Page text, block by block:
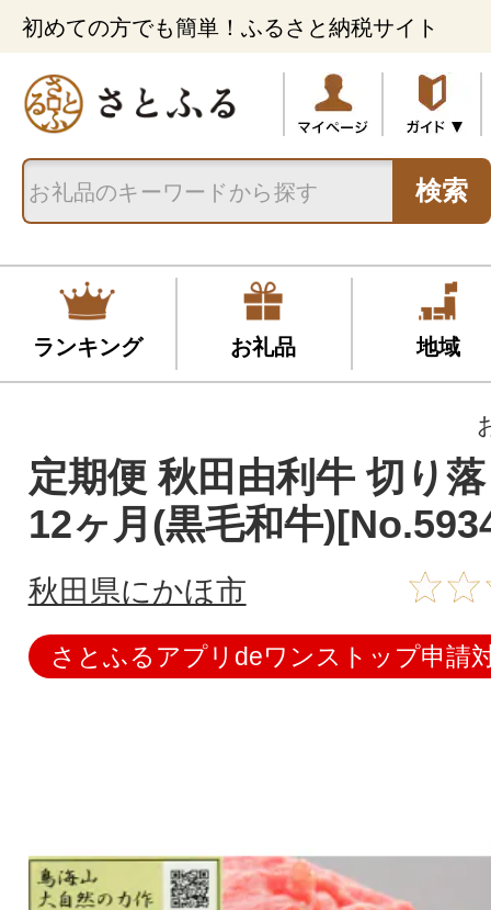
初めての方でも簡単！ふるさと納税サイト
検索
ランキング お礼品 地域
定期便 秋田由利牛 切り
12ヶ月(黒毛和牛
秋田県にかほ市
さとふるアプリdeワンストップ申請